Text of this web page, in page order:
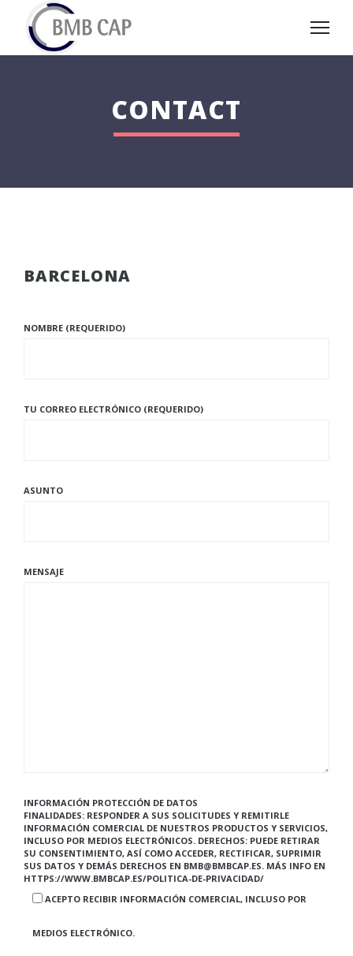
CONTACT
BARCELONA
NOMBRE (REQUERIDO)
TU CORREO ELECTRÓNICO (REQUERIDO)
ASUNTO
MENSAJE
INFORMACIÓN PROTECCIÓN DE DATOS
FINALIDADES: RESPONDER A SUS SOLICITUDES Y REMITIRLE
INFORMACIÓN COMERCIAL DE NUESTROS PRODUCTOS Y SERVICIOS,
INCLUSO POR MEDIOS ELECTRÓNICOS. DERECHOS: PUEDE RETIRAR
SU CONSENTIMIENTO, ASÍ COMO ACCEDER, RECTIFICAR, SUPRIMIR
SUS DATOS Y DEMÁS DERECHOS EN BMB@BMBCAP.ES. MÁS INFO EN
HTTPS://WWW.BMBCAP.ES/POLITICA-DE-PRIVACIDAD/
ACEPTO RECIBIR INFORMACIÓN COMERCIAL, INCLUSO POR
MEDIOS ELECTRÓNICO.